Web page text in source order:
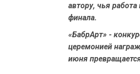
автору, чья
финала.
«БабрАрт» -
церемонией
июня